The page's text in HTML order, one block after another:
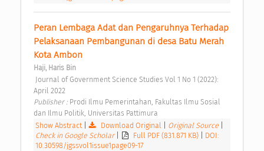
Peran Lembaga Adat dan Pengaruhnya Terhadap
Pelaksanaan Pembangunan di desa Batu Merah
Kota Ambon
Haji, Haris Bin
April 2022
Publisher : Prodi Ilmu Pemerintahan, Fakultas Ilmu Sosial
dan Ilmu Politik, Universitas Pattimura
Show Abstract
Download Original Original Source
Check in Google Scholar
Full PDF (831.871 KB)
DOI:
10.30598/jgssvol1issue1page09-17